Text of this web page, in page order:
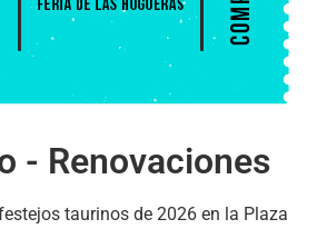
- Renovaciones
taurinos de 2026 en la Plaza